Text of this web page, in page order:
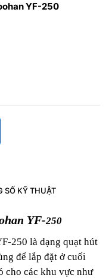
YF-250
SỐ KỸ THUẬT
YF-250
250 là dạng quạt hút
để lắp đặt ở cuối
cho các khu vực như